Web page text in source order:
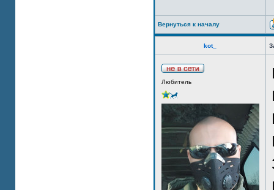
Вернуться к началу
kot_
Любитель